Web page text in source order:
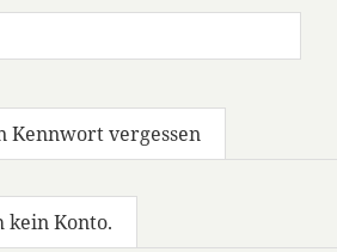
Kennwort vergessen
kein Konto.